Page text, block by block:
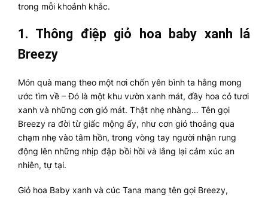
trong mỗi khoảnh khắc.
1. Thông điệp giỏ hoa baby xanh lá
Breezy
Món quà mang theo một nơi chốn yên bình ta hằng mong
ước tìm về – Đó là một khu vườn xanh mát, đầy hoa cỏ tươi
xanh và những cơn gió mát. Thật nhẹ nhàng… Tên gọi
Breezy ra đời từ giấc mộng ấy, như cơn gió thoảng qua
chạm nhẹ vào tâm hồn, trong vòng tay người nhận rung
động lên những nhịp đập bồi hồi và lắng lại cảm xúc an
nhiên, tự tại.
Giỏ hoa Baby xanh và cúc Tana mang tên gọi Breezy,